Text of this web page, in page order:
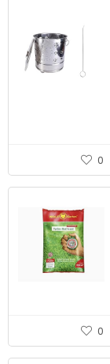
0
0